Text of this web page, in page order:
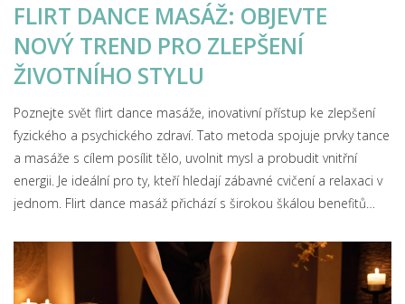
FLIRT DANCE MASÁŽ: OBJEVTE
NOVÝ TREND PRO ZLEPŠENÍ
ŽIVOTNÍHO STYLU
Poznejte svět flirt dance masáže, inovativní přístup ke zlepšení
fyzického a psychického zdraví. Tato metoda spojuje prvky tance
a masáže s cílem posílit tělo, uvolnit mysl a probudit vnitřní
energii. Je ideální pro ty, kteří hledají zábavné cvičení a relaxaci v
jednom. Flirt dance masáž přichází s širokou škálou benefitů